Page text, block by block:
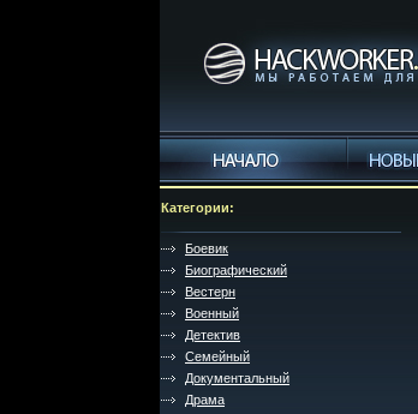
Категории:
Боевик
Биографический
Вестерн
Военный
Детектив
Семейный
Документальный
Драма